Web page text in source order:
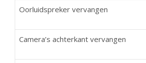
Oorluidspreker vervangen
Camera’s achterkant vervangen